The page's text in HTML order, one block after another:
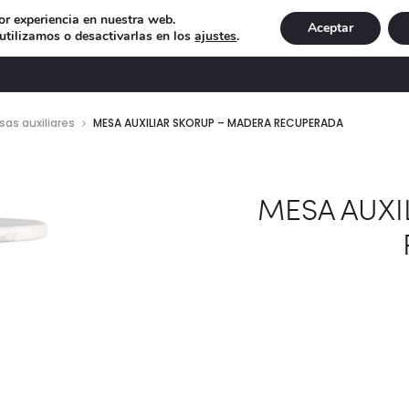
ILUMINACIÓN NAVIDAD
auxiliares MESA AUXILIAR SKORUP – MADERA RECUPERADA
MESA
experiencia en nuestra web.
o desactivarlas en losajustes. Aceptar